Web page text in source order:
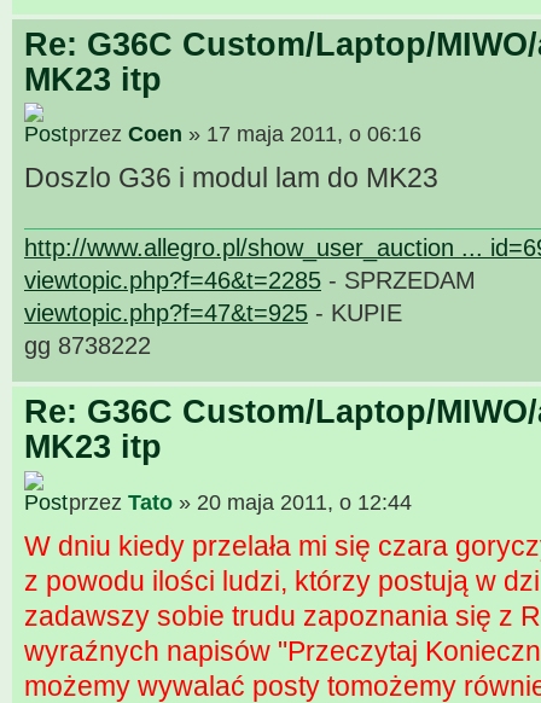
Re: G36C Custom/Laptop/
MK23 itp
przez Coen » 17 maja 2011, o 06:16
Doszlo G36 i modul lam do MK23
http://www.allegro.pl/show_user_auction ...
viewtopic.php?f=46&t=2285 - SPRZEDAM
viewtopic.php?f=47&t=925 - KUPIE
gg 8738222
Re: G36C Custom/Laptop/
MK23 itp
przez Tato » 20 maja 2011, o 12:44
W dniu kiedy przelała mi się czara
z powodu ilości ludzi, którzy postują w
zadawszy sobie trudu zapoznania się z
wyraźnych napisów "Przeczytaj
możemy wywalać posty tomożemy